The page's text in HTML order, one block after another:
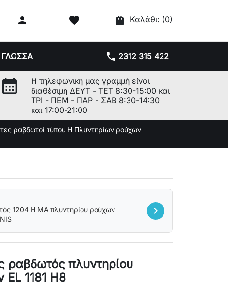
 favorite shopping_bag Καλάθι: (0)
phone 2312 315 422
ΓΛΩΣΣΑ
calendar_month
Η τηλεφωνική μας γραμμή είναι
διαθέσιμη ΔΕΥΤ - ΤΕΤ 8:30-15:00 και
ΤΡΙ - ΠΕΜ - ΠΑΡ - ΣΑΒ 8:30-14:30
και 17:00-21:00
ραβδωτοί τύπου H Πλυντηρίων ρούχων
1204 H MA πλυντηρίου ρούχων
chevron_right
ραβδωτός πλυντηρίου
EL 1181 H8